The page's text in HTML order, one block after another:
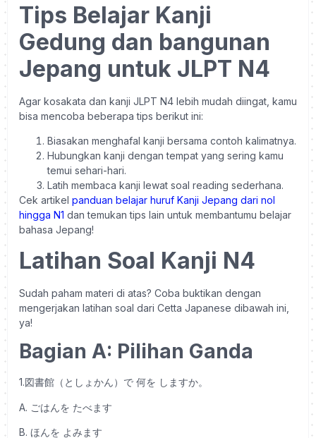
Tips Belajar Kanji
Gedung dan bangunan
Jepang untuk JLPT N4
Agar kosakata dan kanji JLPT N4 lebih mudah diingat, kamu
bisa mencoba beberapa tips berikut ini:
Biasakan menghafal kanji bersama contoh kalimatnya.
Hubungkan kanji dengan tempat yang sering kamu
temui sehari-hari.
Latih membaca kanji lewat soal reading sederhana.
Cek artikel panduan belajar huruf Kanji Jepang dari nol
hingga N1 dan temukan tips lain untuk membantumu belajar
bahasa Jepang!
Latihan Soal Kanji N4
Sudah paham materi di atas? Coba buktikan dengan
mengerjakan latihan soal dari Cetta Japanese dibawah ini,
ya!
Bagian A: Pilihan Ganda
1.図書館（としょかん）で 何を しますか。
A. ごはんを たべます
B. ほんを よみます